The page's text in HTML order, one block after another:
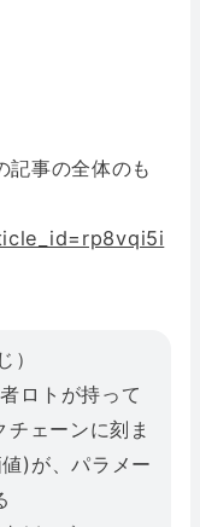
記事の全体のも
）
ロトが持って
ェーンに刻ま
)が、パラメー